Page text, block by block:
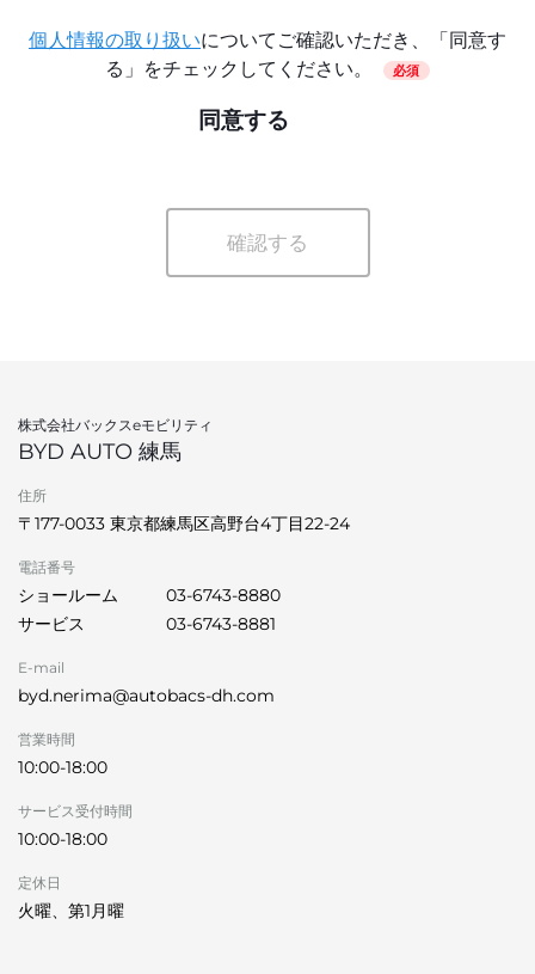
個人情報の取り扱いについてご確認いただき、「同意す
る」をチェックしてください。
必須
同意する
確認する
株式会社バックスeモビリティ
BYD AUTO 練馬
住所
〒177-0033 東京都練馬区高野台4丁目22-24
電話番号
ショールーム
03-6743-8880
サービス
03-6743-8881
E-mail
byd.nerima@autobacs-dh.com
営業時間
10:00-18:00
サービス受付時間
10:00-18:00
定休日
火曜、第1月曜